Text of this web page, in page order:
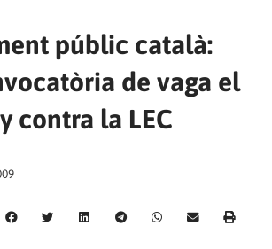
públic català:
de vaga el
contra la LEC